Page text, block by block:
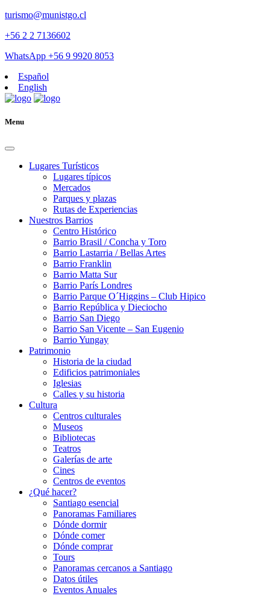
turismo@munistgo.cl
+56 2 2 7136602
WhatsApp +56 9 9920 8053
Español
English
Menu
Lugares Turísticos
Lugares tí­picos
Mercados
Parques y plazas
Rutas de Experiencias
Nuestros Barrios
Centro Histórico
Barrio Brasil / Concha y Toro
Barrio Lastarria / Bellas Artes
Barrio Franklin
Barrio Matta Sur
Barrio Parí­s Londres
Barrio Parque O´Higgins – Club Hipico
Barrio República y Dieciocho
Barrio San Diego
Barrio San Vicente – San Eugenio
Barrio Yungay
Patrimonio
Historia de la ciudad
Edificios patrimoniales
Iglesias
Calles y su historia
Cultura
Centros culturales
Museos
Bibliotecas
Teatros
Galerí­as de arte
Cines
Centros de eventos
¿Qué hacer?
Santiago esencial
Panoramas Familiares
Dónde dormir
Dónde comer
Dónde comprar
Tours
Panoramas cercanos a Santiago
Datos útiles
Eventos Anuales